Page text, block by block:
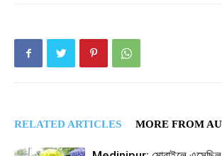
RELATED ARTICLES MORE FROM